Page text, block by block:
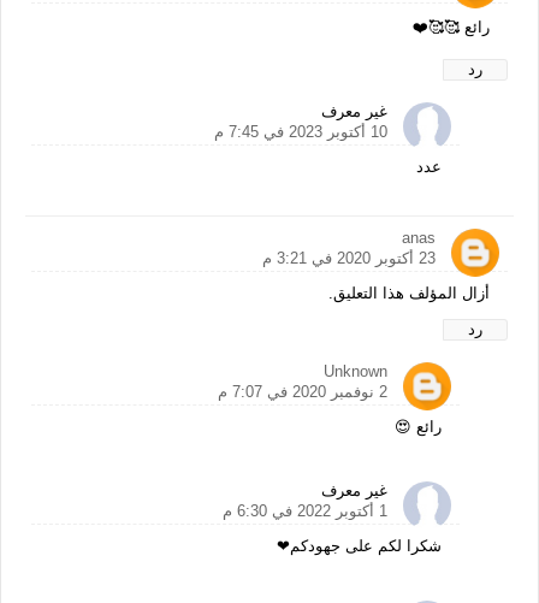
رائع 🥰🥰⁦❤️⁩
رد
غير معرف
10 أكتوبر 2023 في 7:45 م
عدد
anas
23 أكتوبر 2020 في 3:21 م
أزال المؤلف هذا التعليق.
رد
Unknown
2 نوفمبر 2020 في 7:07 م
رائع 😍
غير معرف
1 أكتوبر 2022 في 6:30 م
شكرا لكم على جهودكم❤